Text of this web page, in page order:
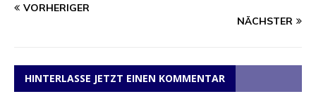
VORHERIGER
NÄCHSTER
HINTERLASSE JETZT EINEN KOMMENTAR